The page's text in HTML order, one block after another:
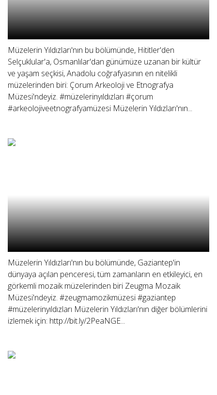
Müzelerin Yıldızları'nın bu bölümünde, Hititler'den
Selçuklular'a, Osmanlılar'dan günümüze uzanan bir kültür
ve yaşam seçkisi, Anadolu coğrafyasının en nitelikli
müzelerinden biri: Çorum Arkeoloji ve Etnografya
Müzesi'ndeyiz. #müzelerinyıldızları #çorum
#arkeolojiveetnografyamüzesi Müzelerin Yıldızları'nın...
Müzelerin Yıldızları'nın bu bölümünde, Gaziantep'in
dünyaya açılan penceresi, tüm zamanların en etkileyici, en
görkemli mozaik müzelerinden biri Zeugma Mozaik
Müzesi'ndeyiz. #zeugmamozikmüzesi #gaziantep
#müzelerinyıldızları Müzelerin Yıldızları'nın diğer bölümlerini
izlemek için: http://bit.ly/2PeaNGE...